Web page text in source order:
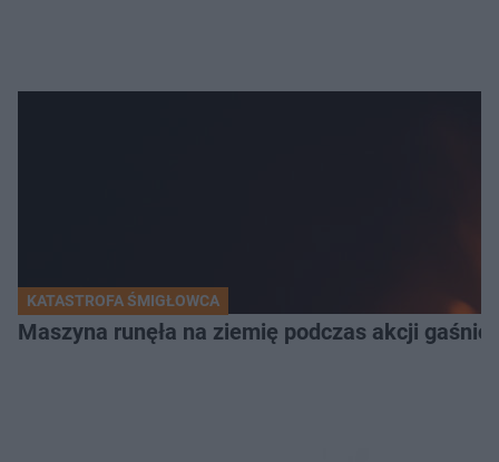
KATASTROFA ŚMIGŁOWCA
Maszyna runęła na ziemię podczas akcji